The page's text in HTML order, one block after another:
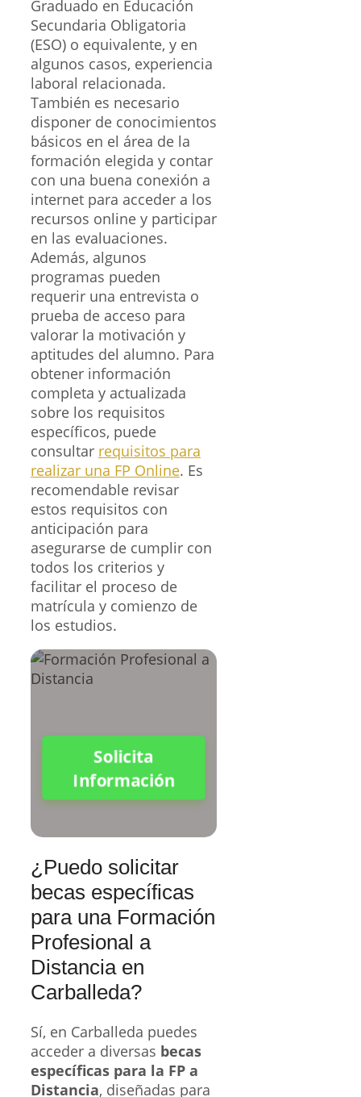
Graduado en Educación
Secundaria Obligatoria
(ESO) o equivalente, y en
algunos casos, experiencia
laboral relacionada.
También es necesario
disponer de conocimientos
básicos en el área de la
formación elegida y contar
con una buena conexión a
internet para acceder a los
recursos online y participar
en las evaluaciones.
Además, algunos
programas pueden
requerir una entrevista o
prueba de acceso para
valorar la motivación y
aptitudes del alumno. Para
obtener información
completa y actualizada
sobre los requisitos
específicos, puede
consultar requisitos para
realizar una FP Online. Es
recomendable revisar
estos requisitos con
anticipación para
asegurarse de cumplir con
todos los criterios y
facilitar el proceso de
matrícula y comienzo de
los estudios.
Solicita
Información
¿Puedo solicitar
becas específicas
para una Formación
Profesional a
Distancia en
Carballeda?
Sí, en Carballeda puedes
acceder a diversas becas
específicas para la FP a
Distancia, diseñadas para